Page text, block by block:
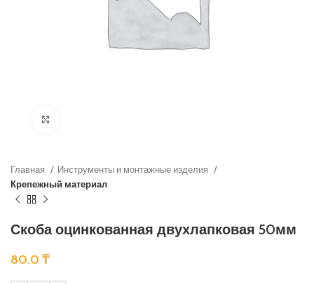
Главная
Инструменты и монтажные изделия
Крепежный материал
Скоба оцинкованная двухлапковая 50мм
80.0 ₸